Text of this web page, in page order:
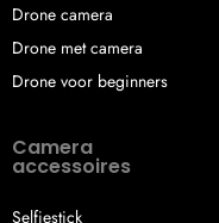
Drone camera
Drone met camera
Drone voor beginners
Camera
accessoires
Selfiestick